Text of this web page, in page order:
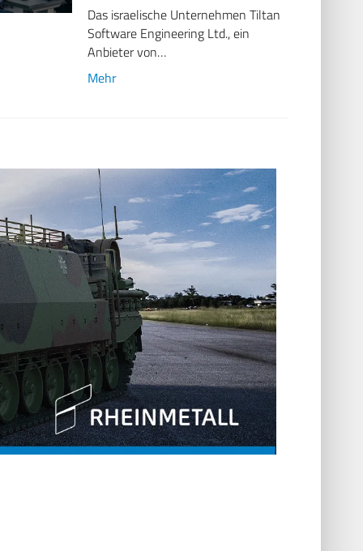
Das israelische Unternehmen Tiltan
Software Engineering Ltd., ein
Anbieter von…
Mehr